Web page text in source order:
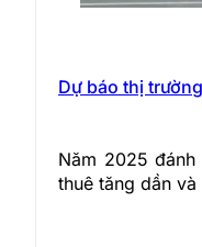
Dự báo thị
Năm 2025
thuê tăng dần